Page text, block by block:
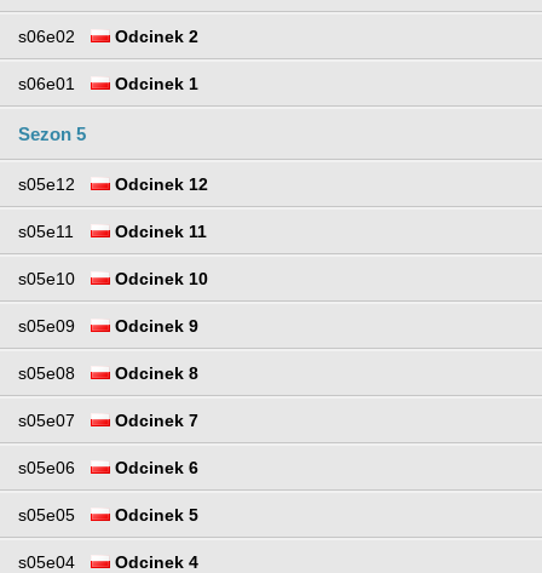
s06e02 Odcinek 2
s06e01 Odcinek 1
Sezon 5
s05e12 Odcinek 12
s05e11 Odcinek 11
s05e10 Odcinek 10
s05e09 Odcinek 9
s05e08 Odcinek 8
s05e07 Odcinek 7
s05e06 Odcinek 6
s05e05 Odcinek 5
s05e04 Odcinek 4